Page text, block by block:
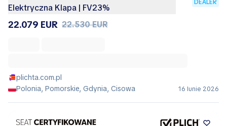
Elektryczna Klapa | FV23%
DEALER
22.079 EUR 22.530 EUR
plichta.com.pl
Polonia, Pomorskie, Gdynia, Cisowa
16 Iunie 2026